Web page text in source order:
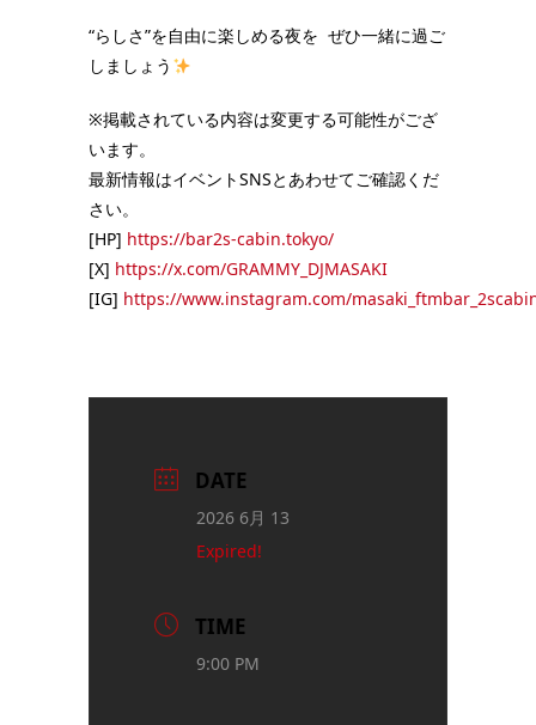
“らしさ”を自由に楽しめる夜を ぜひ一緒に過ご
しましょう
※掲載されている内容は変更する可能性がござ
います。
最新情報はイベントSNSとあわせてご確認くだ
さい。
[HP] https://bar2s-cabin.tokyo/
[X] https://x.com/GRAMMY_DJMASAKI
[IG] https://www.instagram.com/
DATE
2026 6月 13
Expired!
TIME
9:00 PM